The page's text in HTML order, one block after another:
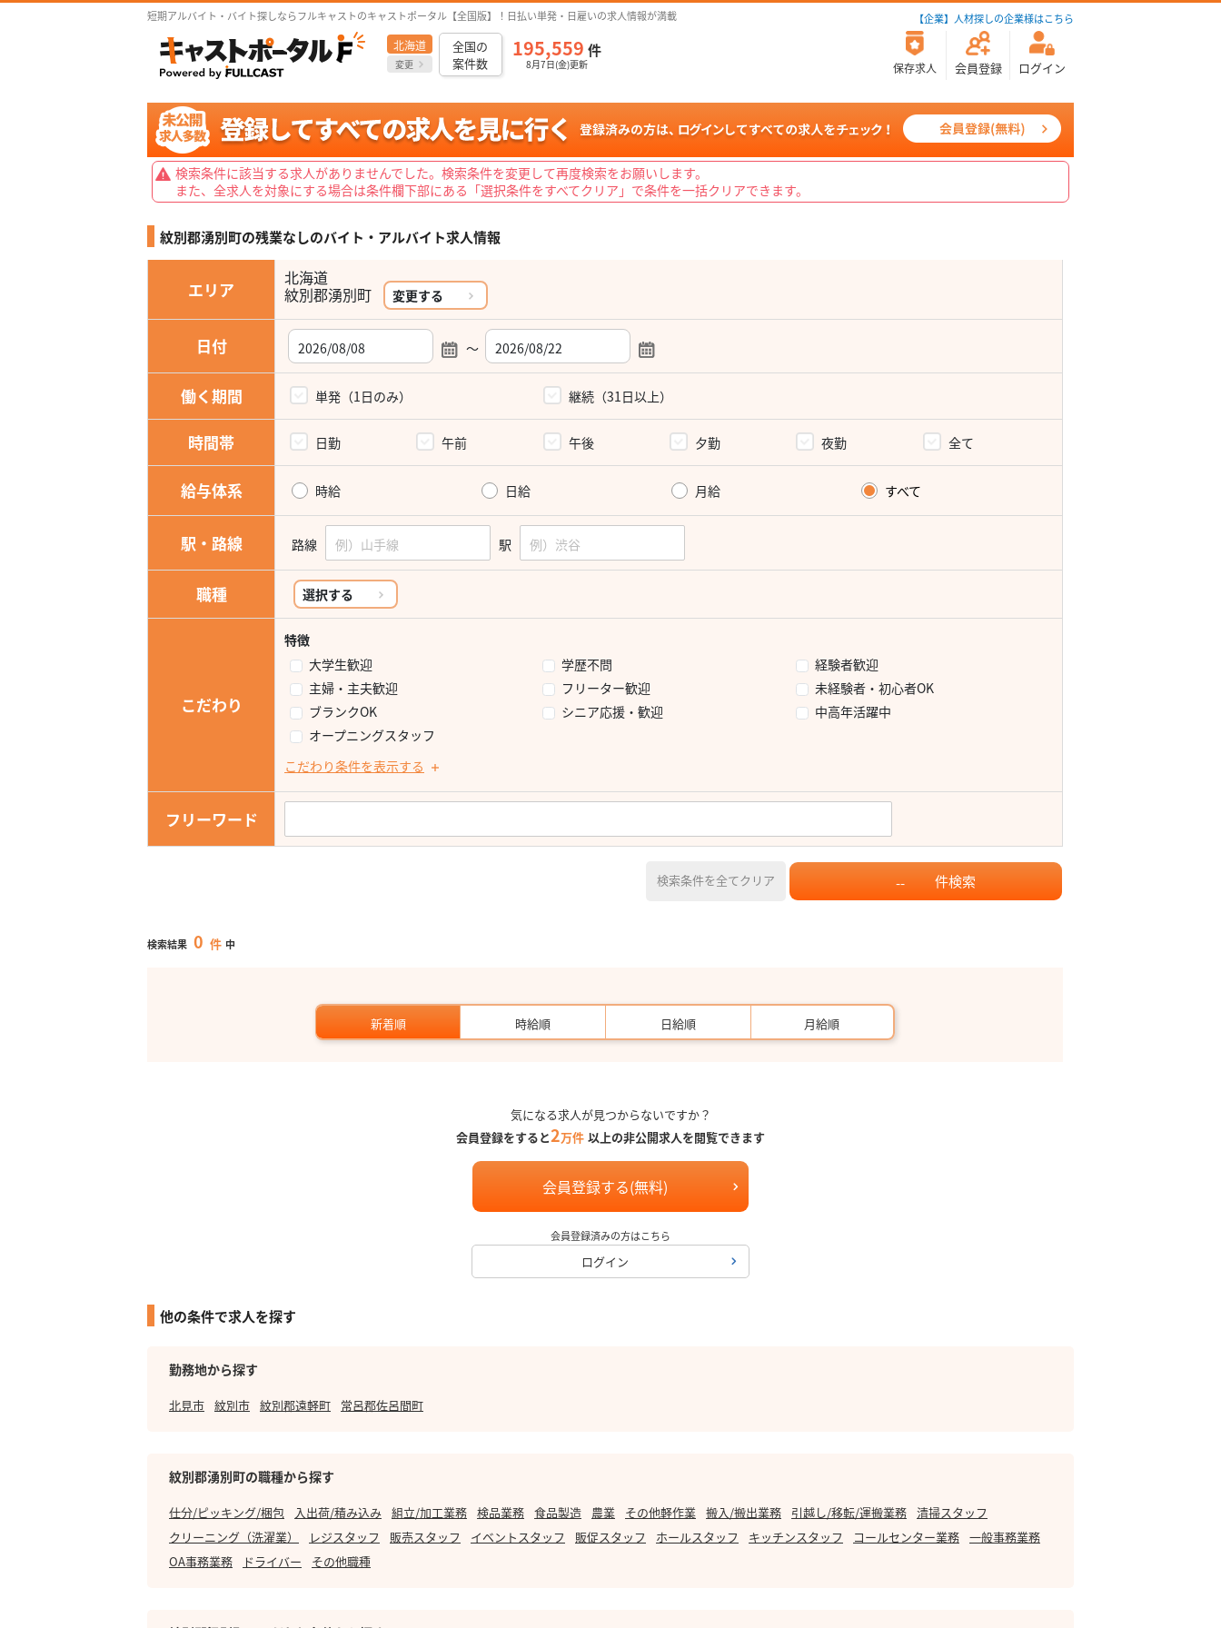
短期アルバイト・バイト探しならフルキャストのキャストポータル【全国版】！日払い単発・日雇いの求人情報が満載 【企業】人材探しの企業様はこちら
北海道
変更
全国の
案件数
195,559 件
8月7日(金)更新 保存求人 会員登録 ログイン
検索条件に該当する求人がありませんでした。検索条件を変更して再度検索をお願いします。
また、全求人を対象にする場合は条件欄下部にある「選択条件をすべてクリア」で条件を一括クリアできます。
紋別郡湧別町の残業なしのバイト・アルバイト求人情報
エリア
北海道
変更する
日付 ～
働く期間 単発（1日のみ） 継続（31日以上）
時間帯 日勤 午前 午後 夕勤 夜勤 全て
給与体系 時給 日給 月給 すべて
駅・路線 路線 駅
職種 選択する
こだわり
特徴
大学生歓迎
学歴不問
経験者歓迎
主婦・主夫歓迎
フリーター歓迎
未経験者・初心者OK
ブランクOK
シニア応援・歓迎
中高年活躍中
オープニングスタッフ
こだわり条件を表示する
フリーワード
検索条件を全てクリア -- 件検索
検索結果 0 件 中
新着順 時給順 日給順 月給順
気になる求人が見つからないですか？
会員登録をすると2万件 以上の非公開求人を閲覧できます
会員登録する(無料)
会員登録済みの方はこちら
ログイン
他の条件で求人を探す
勤務地から探す
北見市 紋別市 紋別郡遠軽町 常呂郡佐呂間町
紋別郡湧別町の職種から探す
仕分/ピッキング/梱包 入出荷/積み込み 組立/加工業務 検品業務 食品製造 農業 その他軽作業 搬入/搬出業務 引越し/移転/運搬業務 清掃スタッフ
クリーニング（洗濯業）
レジスタッフ 販売スタッフ イベントスタッフ 販促スタッフ ホールスタッフ キッチンスタッフ コールセンター業務 一般事務業務
OA事務業務
ドライバー その他職種